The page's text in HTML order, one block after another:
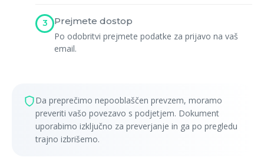
3
Prejmete dostop
Po odobritvi prejmete podatke za prijavo na vaš
email.
Da preprečimo nepooblaščen prevzem, moramo
preveriti vašo povezavo s podjetjem. Dokument
uporabimo izključno za preverjanje in ga po pregledu
trajno izbrišemo.